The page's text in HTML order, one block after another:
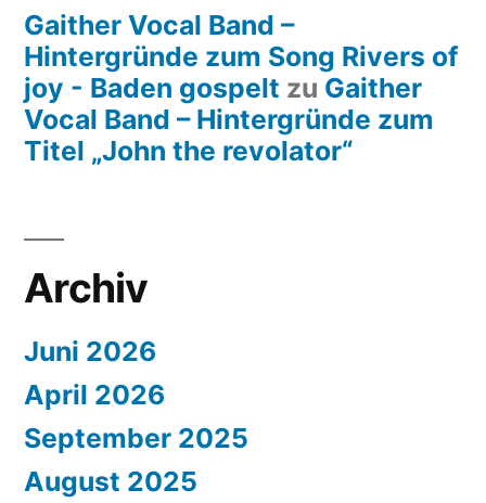
Gaither Vocal Band –
Hintergründe zum Song Rivers of
joy - Baden gospelt zu Gaither
Vocal Band – Hintergründe zum
Titel „John the revolator“
Archiv
Juni 2026
April 2026
September 2025
August 2025